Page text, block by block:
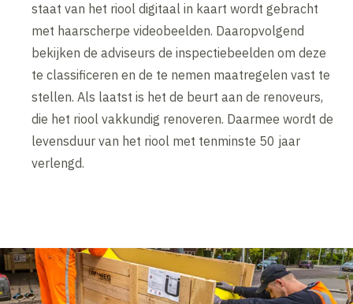
staat van het riool digitaal in kaart wordt gebracht
met haarscherpe videobeelden. Daaropvolgend
bekijken de adviseurs de inspectiebeelden om deze
te classificeren en de te nemen maatregelen vast te
stellen. Als laatst is het de beurt aan de renoveurs,
die het riool vakkundig renoveren. Daarmee wordt de
levensduur van het riool met tenminste 50 jaar
verlengd.